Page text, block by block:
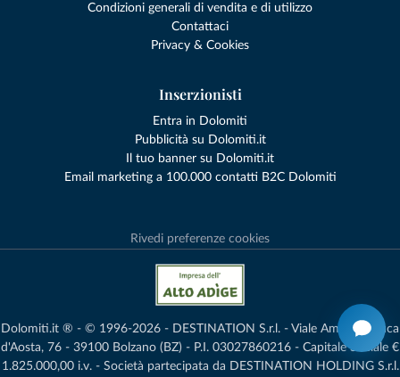
Condizioni generali di vendita e di utilizzo
Contattaci
Privacy & Cookies
Inserzionisti
Entra in Dolomiti
Pubblicità su Dolomiti.it
Il tuo banner su Dolomiti.it
Email marketing a 100.000 contatti B2C Dolomiti
Rivedi preferenze cookies
Dolomiti.it ® - © 1996-2026 - DESTINATION S.r.l. - Viale Amedeo Duca
d'Aosta, 76 - 39100 Bolzano (BZ) - P.I. 03027860216 - Capitale Sociale €
1.825.000,00 i.v. - Società partecipata da DESTINATION HOLDING S.r.l.